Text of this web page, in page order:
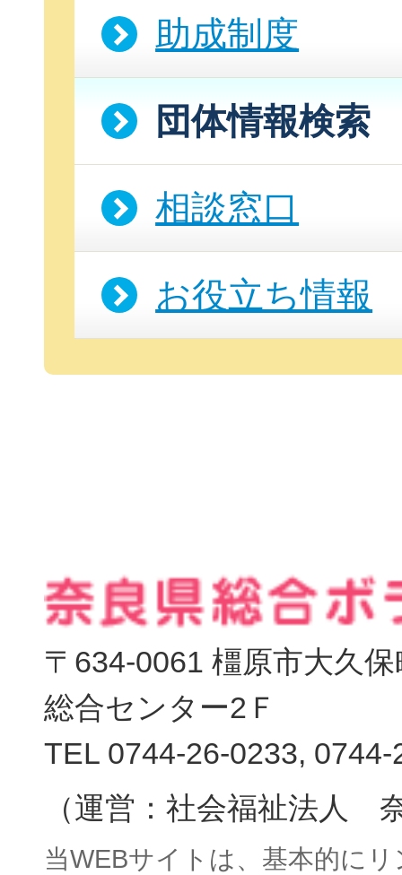
助成制度
団体情報検索
相談窓口
お役立ち情報
〒634-0061 橿原市大久
総合センター2Ｆ
TEL 0744-26-0233, 0744-
（運営：社会福祉法人
当WEBサイトは、基本的に